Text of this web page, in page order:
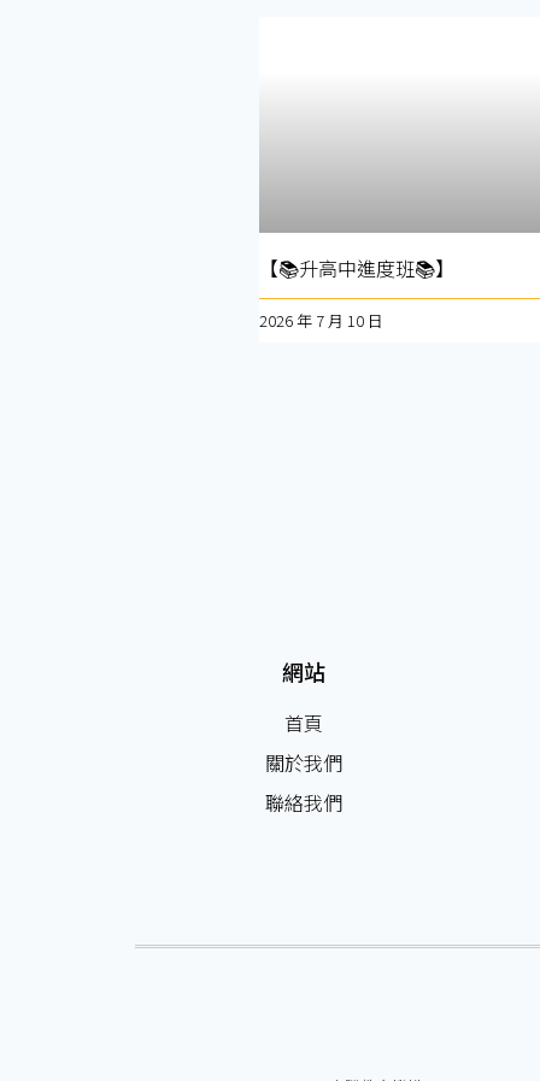
【📚升高中進度班📚】
2026 年 7 月 10 日
網站
首頁
關於我們
聯絡我們